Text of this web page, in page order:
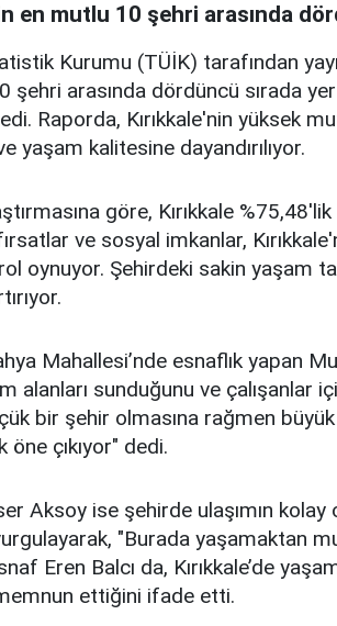
en mutlu 10 şehri arasında
Kurumu (TÜİK) tarafından
şehri arasında dördüncü sırada
Raporda, Kırıkkale'nin yüksek
yaşam kalitesine dayandırılıyor.
göre, Kırıkkale
ve sosyal imkanlar,
oynuyor. Şehirdeki sakin yaşam
Mahallesi’nde esnaflık yapan
alanları sunduğunu ve çalışanlar
bir şehir olmasına rağmen
öne çıkıyor" dedi.
Aksoy ise şehirde ulaşımın
"Burada yaşamaktan
Eren Balcı da, Kırıkkale’de
ettiğini ifade etti.